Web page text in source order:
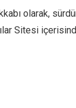
olarak,
Sitesi